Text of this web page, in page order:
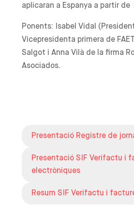
aplicaran a Espanya a partir de
Ponents: Isabel Vidal
Vicepresidenta primera de
Salgot i Anna Vilà de la firma
Asociados.
Presentació Registre de
Presentació SIF Verifactu i
electròniques
Resum SIF Verifactu i